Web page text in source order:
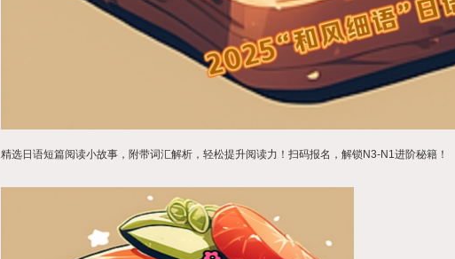
精选日语短篇阅读小故事，附带词汇解析，轻松提升阅读力！扫码报名，解锁N3-N1进阶秘籍！